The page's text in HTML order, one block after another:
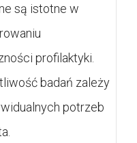
są istotne w
profilaktyki.
badań zależy
potrzeb